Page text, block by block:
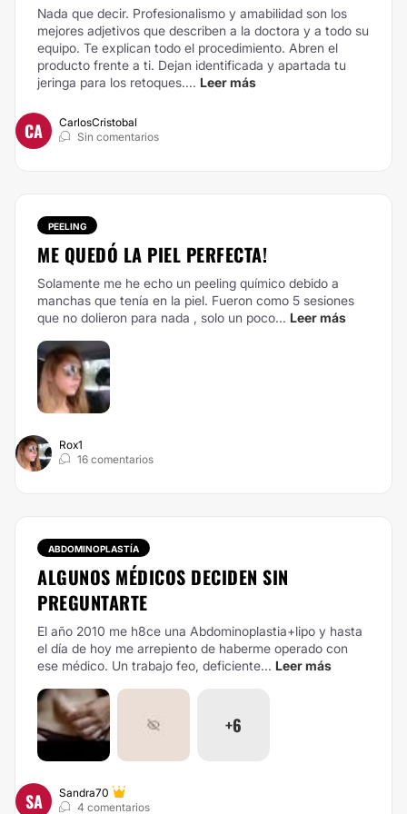
Nada que decir. Profesionalismo y amabilidad son los
mejores adjetivos que describen a la doctora y a todo su
equipo. Te explican todo el procedimiento. Abren el
producto frente a ti. Dejan identificada y apartada tu
jeringa para los retoques.... Leer más
CA
CarlosCristobal
Sin comentarios
PEELING
ME QUEDÓ LA PIEL PERFECTA!
Solamente me he echo un peeling químico debido a
manchas que tenía en la piel. Fueron como 5 sesiones
que no dolieron para nada , solo un poco... Leer más
Rox1
16 comentarios
ABDOMINOPLASTÍA
ALGUNOS MÉDICOS DECIDEN SIN
PREGUNTARTE
El año 2010 me h8ce una Abdominoplastia+lipo y hasta
el día de hoy me arrepiento de haberme operado con
ese médico. Un trabajo feo, deficiente... Leer más
+6
SA
Sandra70
4 comentarios